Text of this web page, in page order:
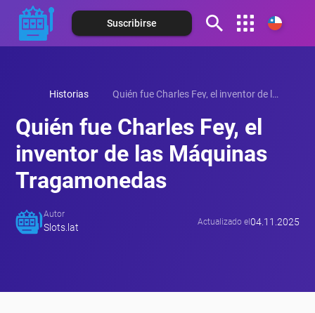
Suscribirse
Español (Perú)
Historias Quién fue Charles Fey, el inventor de las Máquinas Tragamonedas
Quién fue Charles Fey, el
inventor de las Máquinas
Tragamonedas
Autor
Slots.lat Actualizado el 04.11.2025